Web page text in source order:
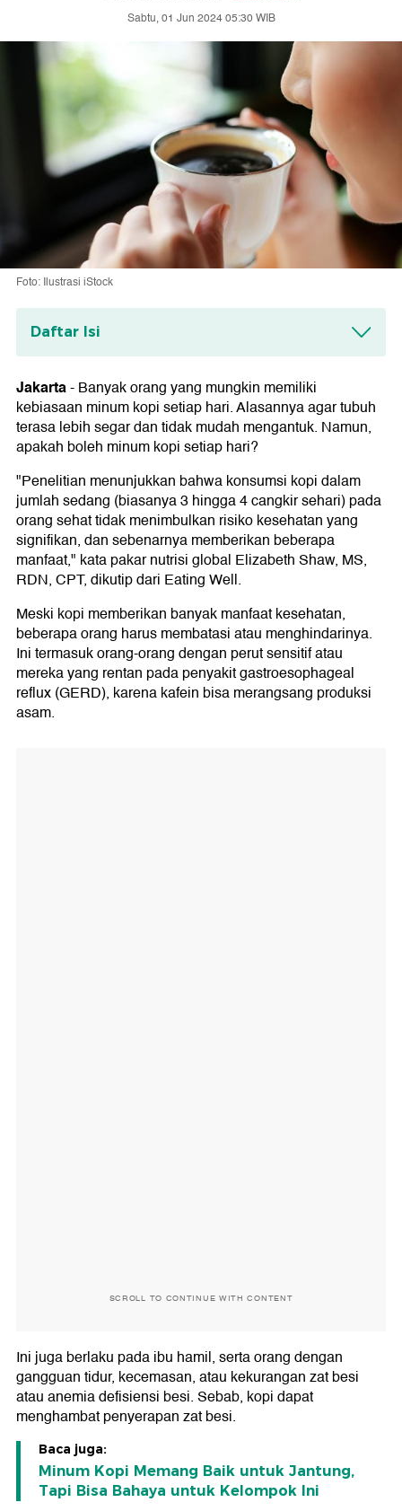
Sabtu, 01 Jun 2024 05:30 WIB
Foto: Ilustrasi iStock
Daftar Isi
Apakah minum kopi setiap hari bisa
berdampak buruk?
Berapa cangkir kopi yang masih aman
dikonsumsi dalam sehari?
Jakarta-Banyak orang yang mungkin memiliki
kebiasaan minum kopi setiap hari. Alasannya agar tubuh
terasa lebih segar dan tidak mudah mengantuk. Namun,
apakah boleh minum kopi setiap hari?
"Penelitian menunjukkan bahwa konsumsi kopi dalam
jumlah sedang (biasanya 3 hingga 4 cangkir sehari) pada
orang sehat tidak menimbulkan risiko kesehatan yang
signifikan, dan sebenarnya memberikan beberapa
manfaat," kata pakar nutrisi global Elizabeth Shaw, MS,
RDN, CPT, dikutip dari Eating Well.
Meski kopi memberikan banyak manfaat kesehatan,
beberapa orang harus membatasi atau menghindarinya.
Ini termasuk orang-orang dengan perut sensitif atau
mereka yang rentan pada penyakit gastroesophageal
reflux (GERD), karena kafein bisa merangsang produksi
asam.
SCROLL TO CONTINUE WITH CONTENT
Ini juga berlaku pada ibu hamil, serta orang dengan
gangguan tidur, kecemasan, atau kekurangan zat besi
atau anemia defisiensi besi. Sebab, kopi dapat
menghambat penyerapan zat besi.
Baca juga:
Minum Kopi Memang Baik untuk Jantung,
Tapi Bisa Bahaya untuk Kelompok Ini